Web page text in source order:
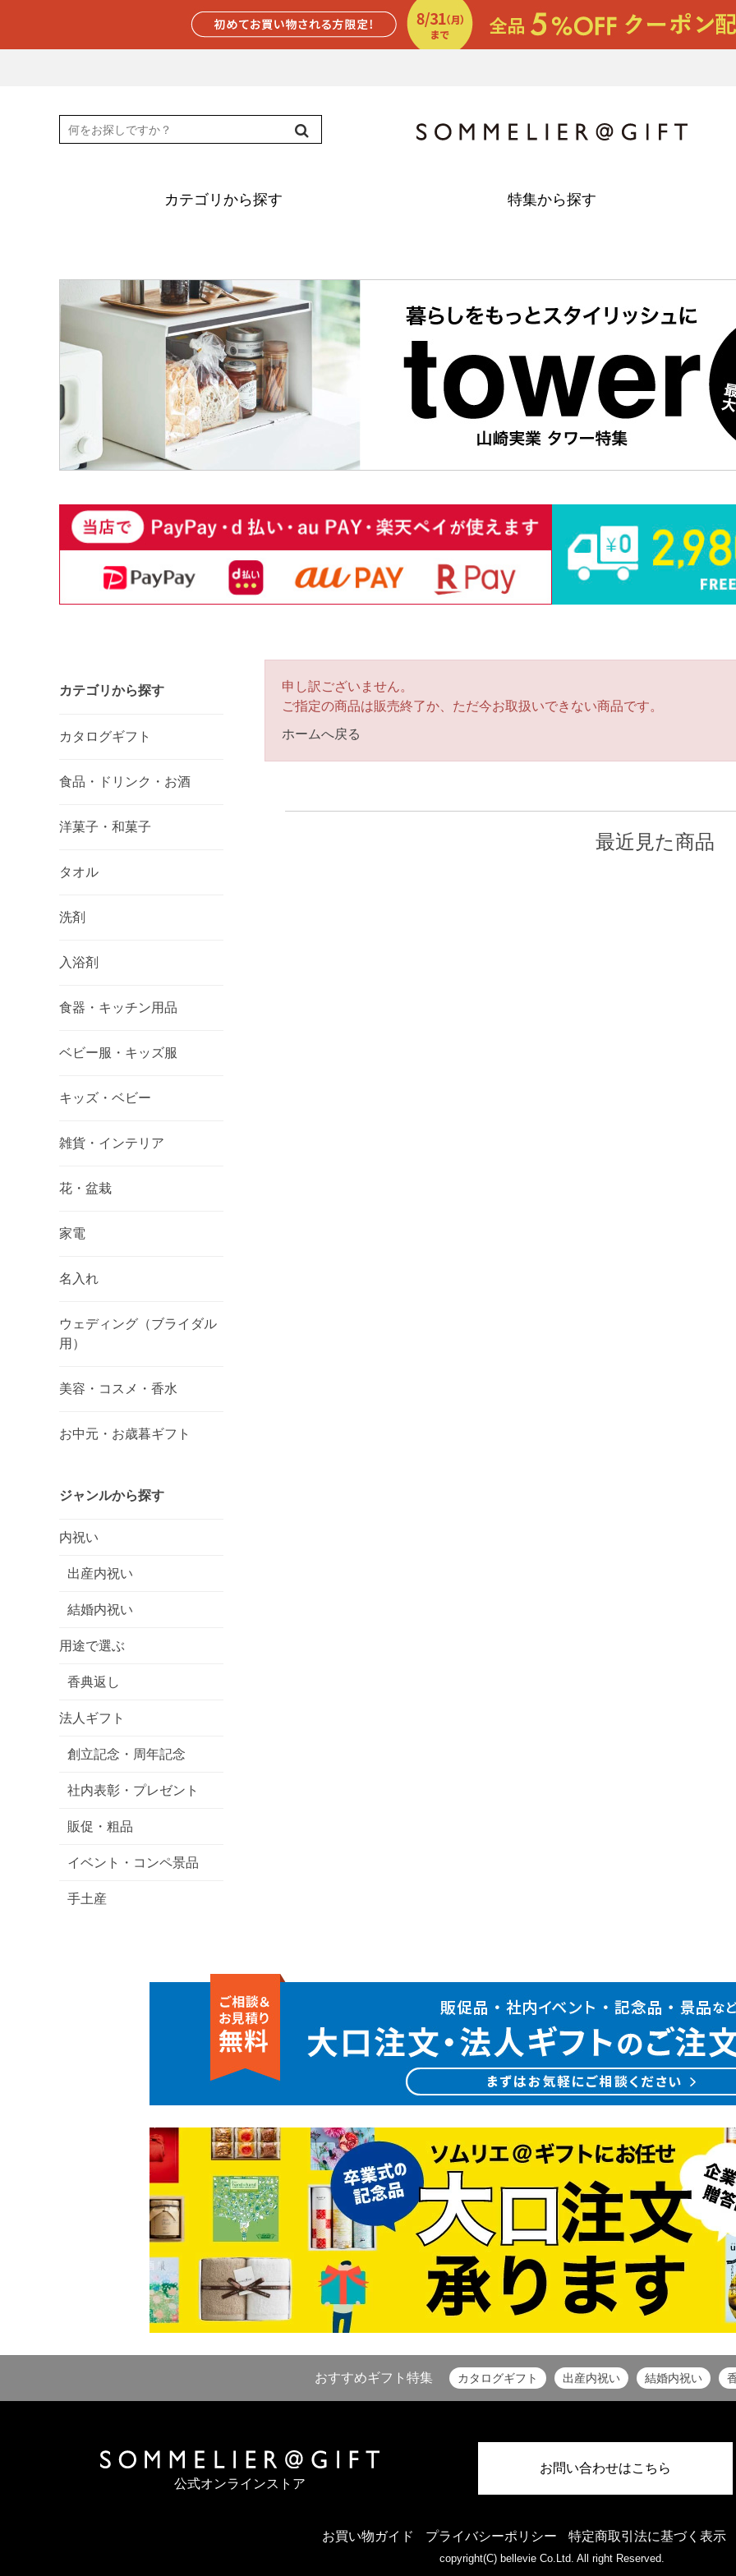
カテゴリから探す 特集から探す
カテゴリから探す
カタログギフト
食品・ドリンク・お酒
洋菓子・和菓子
タオル
洗剤
入浴剤
食器・キッチン用品
ベビー服・キッズ服
キッズ・ベビー
雑貨・インテリア
花・盆栽
家電
名入れ
ウェディング（ブライダル
用）
美容・コスメ・香水
お中元・お歳暮ギフト
ジャンルから探す
内祝い
出産内祝い
結婚内祝い
用途で選ぶ
香典返し
法人ギフト
創立記念・周年記念
社内表彰・プレゼント
販促・粗品
イベント・コンペ景品
手土産
申し訳ございません。
ご指定の商品は販売終了か、ただ今お取扱いできない商品です。
ホームへ戻る
最近見た商品
おすすめギフト特集 カタログギフト 出産内祝い 結婚内祝い
公式オンラインストア
お問い合わせはこちら
お買い物ガイド プライバシーポリシー 特定商取引法に基づく表示
copyright(C) bellevie Co.Ltd. All right Reserved.